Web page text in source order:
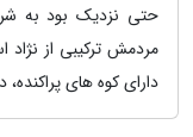
حتی نزدیک بود به
مردمش ترکیبی از نژاد
دارای کوه های